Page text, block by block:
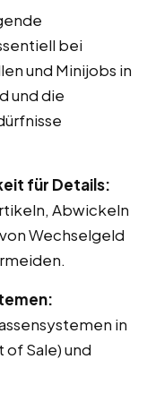
bei
und Minijobs in
und die
für Details:
Abwickeln
Wechselgeld
in
Sale) und